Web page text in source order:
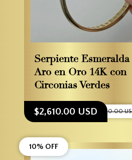
Serpiente Esmeralda
Aro en Oro 14K con
Circonias Verdes
$2,610.00 USD$2,900.00
10% OFF